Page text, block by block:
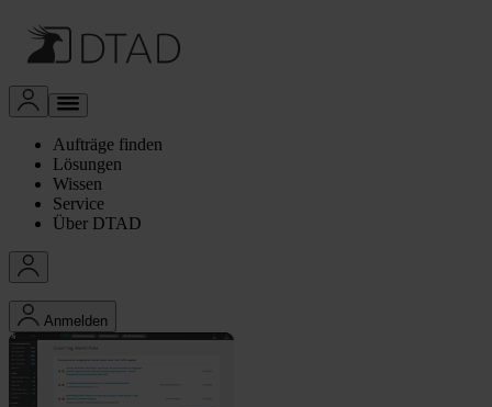
Aufträge finden
Lösungen
Wissen
Service
Über DTAD
Anmelden